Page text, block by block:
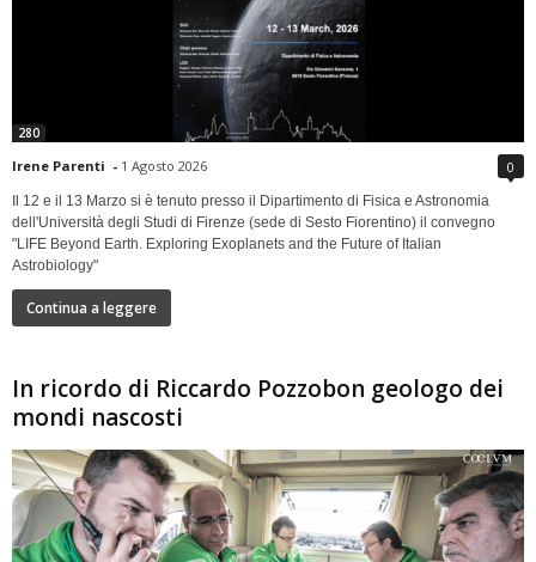
280
Irene Parenti - 1 Agosto 2026 0
Il 12 e il 13 Marzo si è tenuto presso il Dipartimento di Fisica e Astronomia
dell'Università degli Studi di Firenze (sede di Sesto Fiorentino) il convegno
"LIFE Beyond Earth. Exploring Exoplanets and the Future of Italian
Astrobiology"
Continua a leggere
In ricordo di Riccardo Pozzobon geologo dei
mondi nascosti